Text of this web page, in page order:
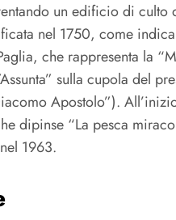
un edificio di
nel 1750, come
che rappresenta la
sulla cupola del
Apostolo”).
dipinse “La pesca
1963.